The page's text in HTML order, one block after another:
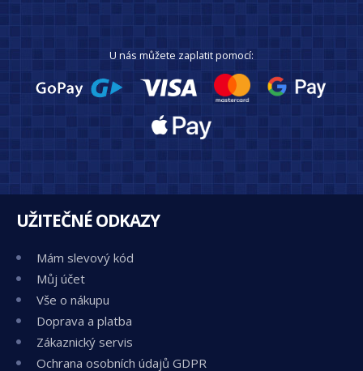
U nás můžete zaplatit pomocí:
UŽITEČNÉ ODKAZY
Mám slevový kód
Můj účet
Vše o nákupu
Doprava a platba
Zákaznický servis
Ochrana osobních údajů GDPR